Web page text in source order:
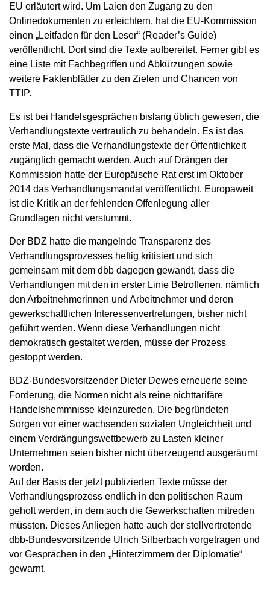
EU erläutert wird. Um Laien den Zugang zu den
Onlinedokumenten zu erleichtern, hat die EU-Kommission
einen „Leitfaden für den Leser“ (Reader’s Guide)
veröffentlicht. Dort sind die Texte aufbereitet. Ferner gibt es
eine Liste mit Fachbegriffen und Abkürzungen sowie
weitere Faktenblätter zu den Zielen und Chancen von
TTIP.
Es ist bei Handelsgesprächen bislang üblich gewesen, die
Verhandlungstexte vertraulich zu behandeln. Es ist das
erste Mal, dass die Verhandlungstexte der Öffentlichkeit
zugänglich gemacht werden. Auch auf Drängen der
Kommission hatte der Europäische Rat erst im Oktober
2014 das Verhandlungsmandat veröffentlicht. Europaweit
ist die Kritik an der fehlenden Offenlegung aller
Grundlagen nicht verstummt.
Der BDZ hatte die mangelnde Transparenz des
Verhandlungsprozesses heftig kritisiert und sich
gemeinsam mit dem dbb dagegen gewandt, dass die
Verhandlungen mit den in erster Linie Betroffenen, nämlich
den Arbeitnehmerinnen und Arbeitnehmer und deren
gewerkschaftlichen Interessenvertretungen, bisher nicht
geführt werden. Wenn diese Verhandlungen nicht
demokratisch gestaltet werden, müsse der Prozess
gestoppt werden.
BDZ-Bundesvorsitzender Dieter Dewes erneuerte seine
Forderung, die Normen nicht als reine nichttarifäre
Handelshemmnisse kleinzureden. Die begründeten
Sorgen vor einer wachsenden sozialen Ungleichheit und
einem Verdrängungswettbewerb zu Lasten kleiner
Unternehmen seien bisher nicht überzeugend ausgeräumt
worden.
Auf der Basis der jetzt publizierten Texte müsse der
Verhandlungsprozess endlich in den politischen Raum
geholt werden, in dem auch die Gewerkschaften mitreden
müssten. Dieses Anliegen hatte auch der stellvertretende
dbb-Bundesvorsitzende Ulrich Silberbach vorgetragen und
vor Gesprächen in den „Hinterzimmern der Diplomatie“
gewarnt.